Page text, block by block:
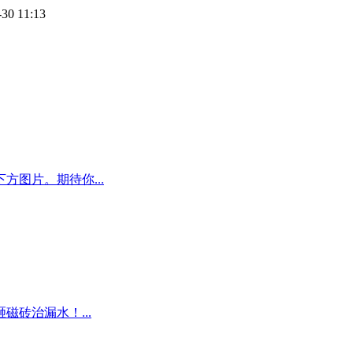
11:13
方图片。期待你...
磁砖治漏水！...